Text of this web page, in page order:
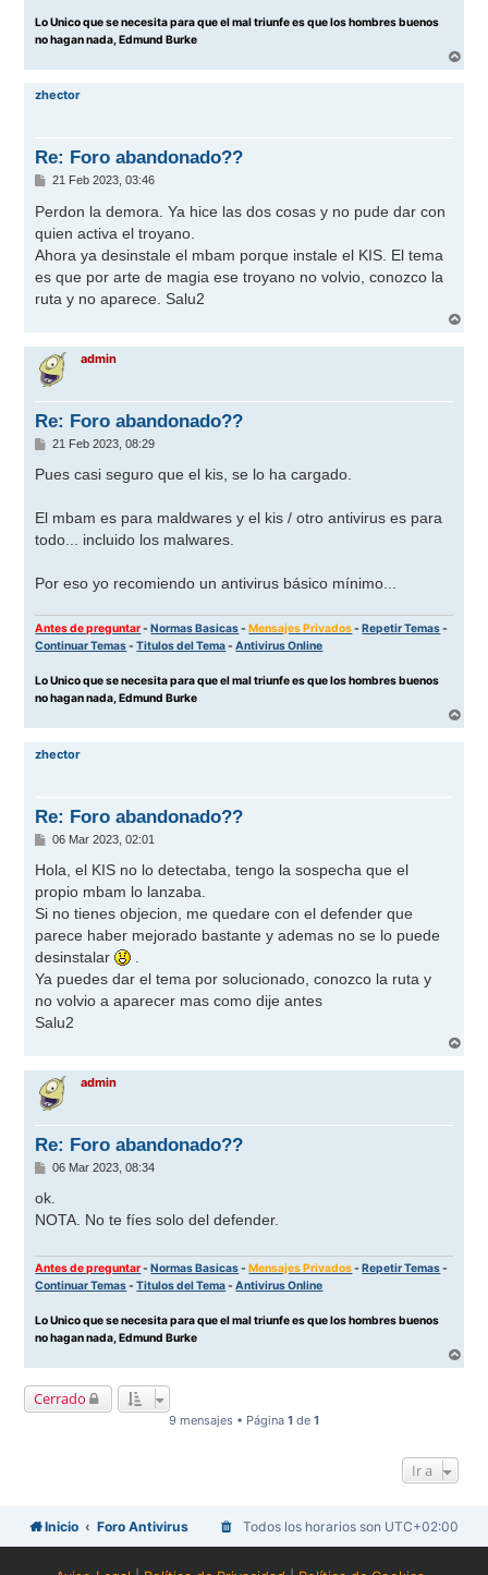
Lo Unico que se necesita para que el mal triunfe es que los hombres buenos
no hagan nada, Edmund Burke
r
zhector
Re: Foro abandonado??
M
n
a
j
e
21 Feb 2023, 03:46
Perdon la demora. Ya hice las dos cosas y no pude dar con
quien activa el troyano.
Ahora ya desinstale el mbam porque instale el KIS. El tema
es que por arte de magia ese troyano no volvio, conozco la
ruta y no aparece. Salu2
r
admin
Re: Foro abandonado??
M
n
j
e
21 Feb 2023, 08:29
Pues casi seguro que el kis, se lo ha cargado.
El mbam es para maldwares y el kis / otro antivirus es para
todo... incluido los malwares.
Por eso yo recomiendo un antivirus básico mínimo...
Antes de preguntar-Normas Basicas-Mensajes Privados-Repetir Temas-
Continuar Temas-Titulos del Tema-Antivirus Online
Lo Unico que se necesita para que el mal triunfe es que los hombres buenos
no hagan nada, Edmund Burke
r
zhector
Re: Foro abandonado??
M
n
a
j
e
06 Mar 2023, 02:01
Hola, el KIS no lo detectaba, tengo la sospecha que el
propio mbam lo lanzaba.
Si no tienes objecion, me quedare con el defender que
parece haber mejorado bastante y ademas no se lo puede
desinstalar
Ya puedes dar el tema por solucionado, conozco la ruta y
no volvio a aparecer mas como dije antes
Salu2
r
admin
Re: Foro abandonado??
M
n
a
06 Mar 2023, 08:34
ok.
NOTA. No te fíes solo del defender.
Antes de preguntar-Normas Basicas-Mensajes Privados-Repetir Temas-
Continuar Temas-Titulos del Tema-Antivirus Online
Lo Unico que se necesita para que el mal triunfe es que los hombres buenos
no hagan nada, Edmund Burke
r
Cerrado
9 mensajes • Página 1 de 1
Ir a
Inicio Foro Antivirus Todos los horarios son UTC+02:00